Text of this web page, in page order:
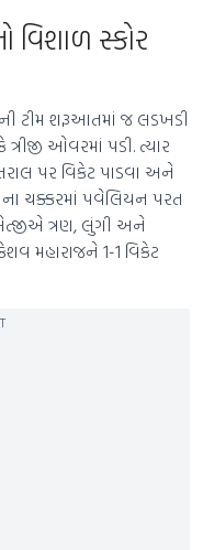
વિશાળ સ્કોર
ટીમ શરૂઆતમાં જ લડખડી
ઓવરમાં પડી. ત્યાર
પર વિકેટ પાડવા અને
ચક્કરમાં પવેલિયન પરત
ત્રણ, લુંગી અને
મહારાજને 1-1 વિકેટ